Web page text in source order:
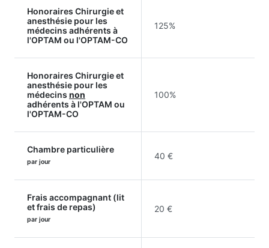
Honoraires Chirurgie et
anesthésie pour les
médecins adhérents à
l'OPTAM ou l'OPTAM-CO
125%
Honoraires Chirurgie et
anesthésie pour les
médecins non
adhérents à l'OPTAM ou
l'OPTAM-CO
100%
Chambre particulière
par jour
40 €
Frais accompagnant (lit
et frais de repas)
par jour
20 €